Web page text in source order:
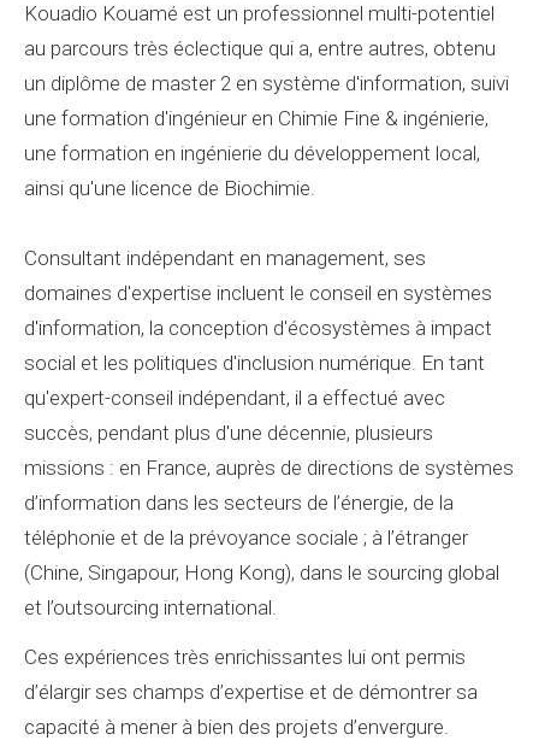
Kouadio Kouamé est un professionnel multi-potentiel
au parcours très éclectique qui a, entre autres, obtenu
un diplôme de master 2 en système d'information, suivi
une formation d'ingénieur en Chimie Fine & ingénierie,
une formation en ingénierie du développement local,
ainsi qu'une licence de Biochimie.
Consultant indépendant en management, ses
domaines d'expertise incluent le conseil en systèmes
d'information, la conception d'écosystèmes à impact
social et les politiques d'inclusion numérique. En tant
qu'expert-conseil indépendant, il a effectué avec
succès, pendant plus d'une décennie, plusieurs
missions : en France, auprès de directions de systèmes
d’information dans les secteurs de l’énergie, de la
téléphonie et de la prévoyance sociale ; à l’étranger
(Chine, Singapour, Hong Kong), dans le sourcing global
et l’outsourcing international.
Ces expériences très enrichissantes lui ont permis
d’élargir ses champs d’expertise et de démontrer sa
capacité à mener à bien des projets d’envergure.